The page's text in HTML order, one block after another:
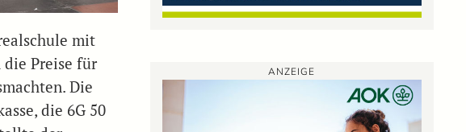
mit
Preise für
Die
die 6G 50
ANZEIGE